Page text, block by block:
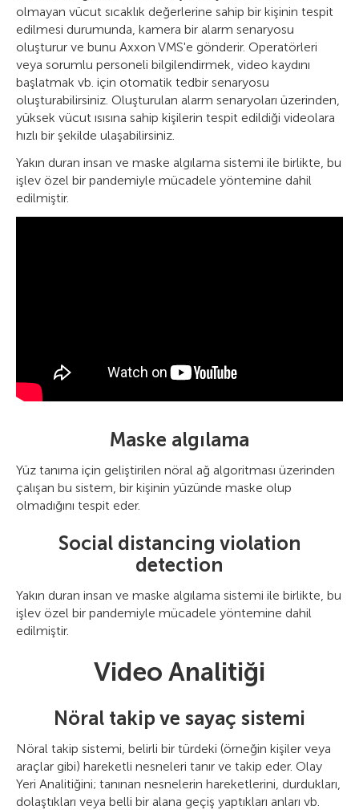
olmayan vücut sıcaklık değerlerine sahip bir kişinin tespit
edilmesi durumunda, kamera bir alarm senaryosu
oluşturur ve bunu Axxon VMS'e gönderir. Operatörleri
veya sorumlu personeli bilgilendirmek, video kaydını
başlatmak vb. için otomatik tedbir senaryosu
oluşturabilirsiniz. Oluşturulan alarm senaryoları üzerinden,
yüksek vücut ısısına sahip kişilerin tespit edildiği videolara
hızlı bir şekilde ulaşabilirsiniz.
Yakın duran insan ve maske algılama sistemi ile birlikte, bu
işlev özel bir pandemiyle mücadele yöntemine dahil
edilmiştir.
Maske algılama
Yüz tanıma için geliştirilen nöral ağ algoritması üzerinden
çalışan bu sistem, bir kişinin yüzünde maske olup
olmadığını tespit eder.
Social distancing violation
detection
Yakın duran insan ve maske algılama sistemi ile birlikte, bu
işlev özel bir pandemiyle mücadele yöntemine dahil
edilmiştir.
Video Analitiği
Nöral takip ve sayaç sistemi
Nöral takip sistemi, belirli bir türdeki (örneğin kişiler veya
araçlar gibi) hareketli nesneleri tanır ve takip eder. Olay
Yeri Analitiğini; tanınan nesnelerin hareketlerini, durdukları,
dolaştıkları veya belli bir alana geçiş yaptıkları anları vb.